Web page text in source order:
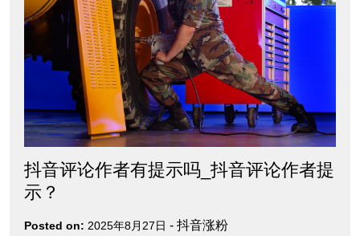
抖音评论作者有提示吗_抖音评论作者提
示？
Posted on: 2025年8月27日 - 抖音涨粉